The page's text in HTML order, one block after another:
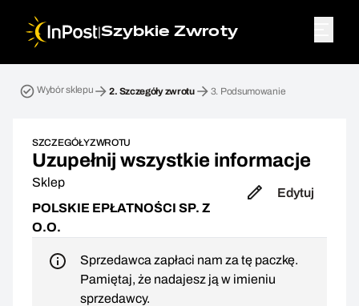
|Szybkie Zwroty
Wybór sklepu 2. Szczegóły zwrotu 3. Podsumowanie
SZCZEGÓŁY ZWROTU
Uzupełnij wszystkie informacje
Sklep
POLSKIE EPŁATNOŚCI SP. Z
O.O.
Edytuj
Sprzedawca zapłaci nam za tę paczkę.
Pamiętaj, że nadajesz ją w imieniu
sprzedawcy.